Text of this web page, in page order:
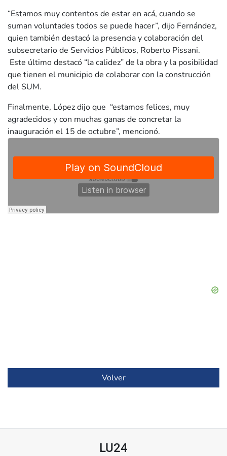
“Estamos muy contentos de estar en acá, cuando se
suman voluntades todos se puede hacer”, dijo Fernández,
quien también destacó la presencia y colaboración del
subsecretario de Servicios Públicos, Roberto Pissani.
Este último destacó “la calidez” de la obra y la posibilidad
que tienen el municipio de colaborar con la construcción
del SUM.
Finalmente, López dijo que “estamos felices, muy
agradecidos y con muchas ganas de concretar la
inauguración el 15 de octubre”, mencionó.
Volver
LU24